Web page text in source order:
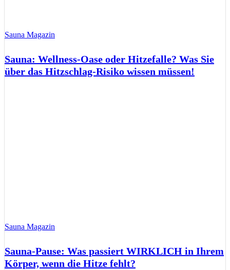
Sauna Magazin
Sauna: Wellness-Oase oder Hitzefalle? Was Sie
über das Hitzschlag-Risiko wissen müssen!
Sauna Magazin
Sauna-Pause: Was passiert WIRKLICH in Ihrem
Körper, wenn die Hitze fehlt?